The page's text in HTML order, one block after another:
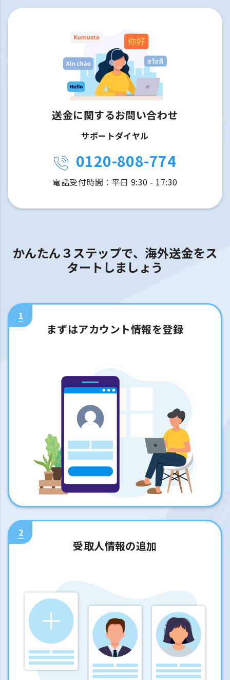
送金に関するお問い合わせ
サポートダイヤル
0120-808-774
電話受付時間：平日 9:30 - 17:30
かんたん３ステップで、海外送金をス
タートしましょう
1
まずはアカウント情報を登録
2
受取人情報の追加